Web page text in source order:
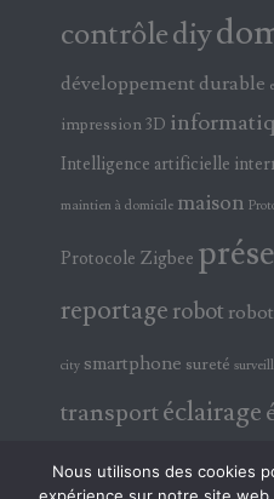
contrôlediy
développement durable
impression 3D
Intelligence artificielle
maintien à domicile maison
Protocole Zigbee
reportage robot
city smartphone sureté
transportéclairage
électricité électronique
Nous utilisons des cookies